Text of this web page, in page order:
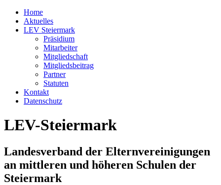
Home
Aktuelles
LEV Steiermark
Präsidium
Mitarbeiter
Mitgliedschaft
Mitgliedsbeitrag
Partner
Statuten
Kontakt
Datenschutz
LEV-Steiermark
Landesverband der Elternvereinigungen
an mittleren und höheren Schulen der
Steiermark